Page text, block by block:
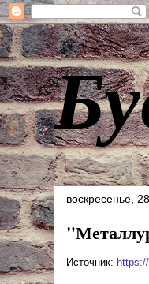
воскресенье,
Источник: